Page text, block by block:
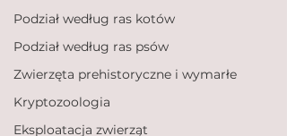
Podział według ras kotów
Podział według ras psów
Zwierzęta prehistoryczne i wymarłe
Kryptozoologia
Eksploatacja zwierząt